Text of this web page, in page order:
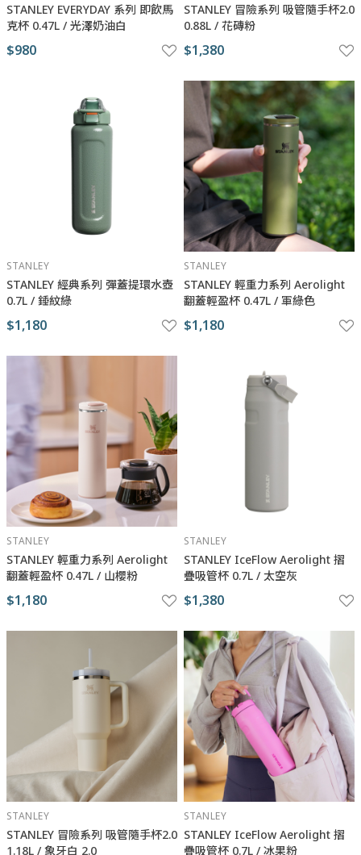
STANLEY EVERYDAY 系列 即飲馬
克杯 0.47L / 光澤奶油白
$980
STANLEY 冒險系列 吸管隨手杯2.0
0.88L / 花磚粉
$1,380
STANLEY
STANLEY 經典系列 彈蓋提環水壺
0.7L / 錘紋綠
$1,180
STANLEY
STANLEY 輕重力系列 Aerolight
翻蓋輕盈杯 0.47L / 軍綠色
$1,180
STANLEY
STANLEY 輕重力系列 Aerolight
翻蓋輕盈杯 0.47L / 山櫻粉
$1,180
STANLEY
STANLEY IceFlow Aerolight 摺
疊吸管杯 0.7L / 太空灰
$1,380
STANLEY
STANLEY 冒險系列 吸管隨手杯2.0
1.18L / 象牙白 2.0
STANLEY
STANLEY IceFlow Aerolight 摺
疊吸管杯 0.7L / 冰果粉